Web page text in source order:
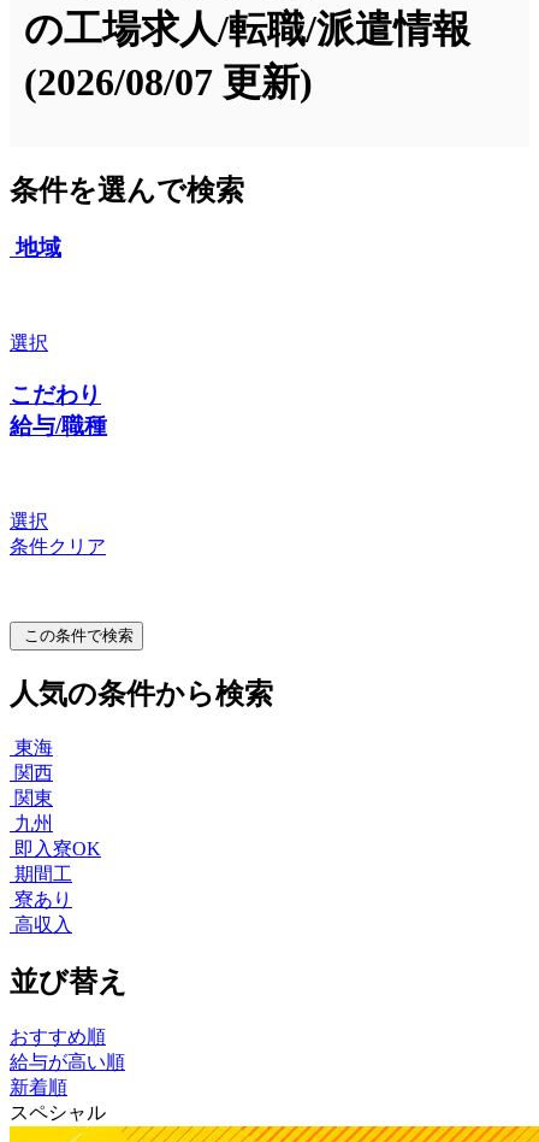
の工場求人/転職/派遣情報
(2026/08/07 更新)
条件を選んで検索
地域
選択
こだわり
給与/職種
選択
条件クリア
この条件で検索
人気の条件から検索
東海
関西
関東
九州
即入寮OK
期間工
寮あり
高収入
並び替え
おすすめ順
給与が高い順
新着順
スペシャル